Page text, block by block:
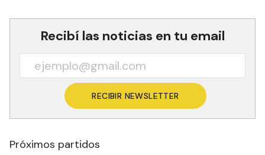
Recibí las noticias en tu email
RECIBIR NEWSLETTER
Próximos partidos